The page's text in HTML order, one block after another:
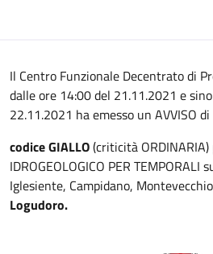
Il Centro Funzionale Decentrato di
dalle ore 14:00 del 21.11.2021 e
22.11.2021 ha emesso un AVVISO
codice GIALLO(criticità ORDINARIA)
IDROGEOLOGICO PER
Iglesiente, Campidano,
Logudoro.